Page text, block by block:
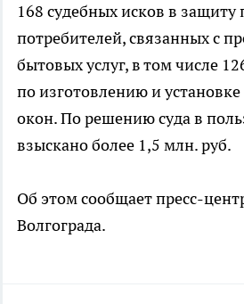
168 судебных исков в защиту
потребителей, связанных с
бытовых услуг, в том числе
по изготовлению и
окон. По решению суда в
взыскано более 1,5 млн. руб.
Об этом сообщает пресс-
Волгограда.